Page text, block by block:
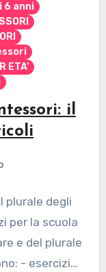
6 anni
ETA'
il
plurale degli
per la scuola
e del plurale
- esercizi…